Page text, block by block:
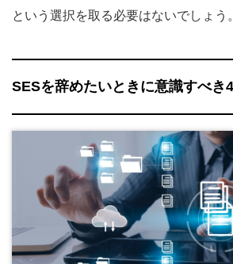
という選択を取る必要はないでしょう。
SESを辞めたいときに意識すべき